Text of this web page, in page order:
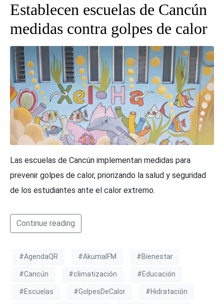
Establecen escuelas de Cancún
medidas contra golpes de calor
Las escuelas de Cancún implementan medidas para
prevenir golpes de calor, priorizando la salud y seguridad
de los estudiantes ante el calor extremo.
Continue reading
#AgendaQR #AkumalFM #Bienestar
#Cancún #climatización #Educación
#Escuelas #GolpesDeCalor #Hidratación